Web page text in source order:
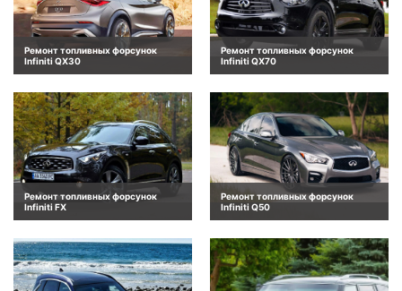
Ремонт топливных форсунок
Infiniti QX30
Ремонт топливных форсунок
Infiniti QX70
Ремонт топливных форсунок
Infiniti FX
Ремонт топливных форсунок
Infiniti Q50